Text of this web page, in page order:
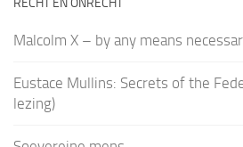
Malcolm X – by any means
Eustace Mullins: Secrets of the
lezing)